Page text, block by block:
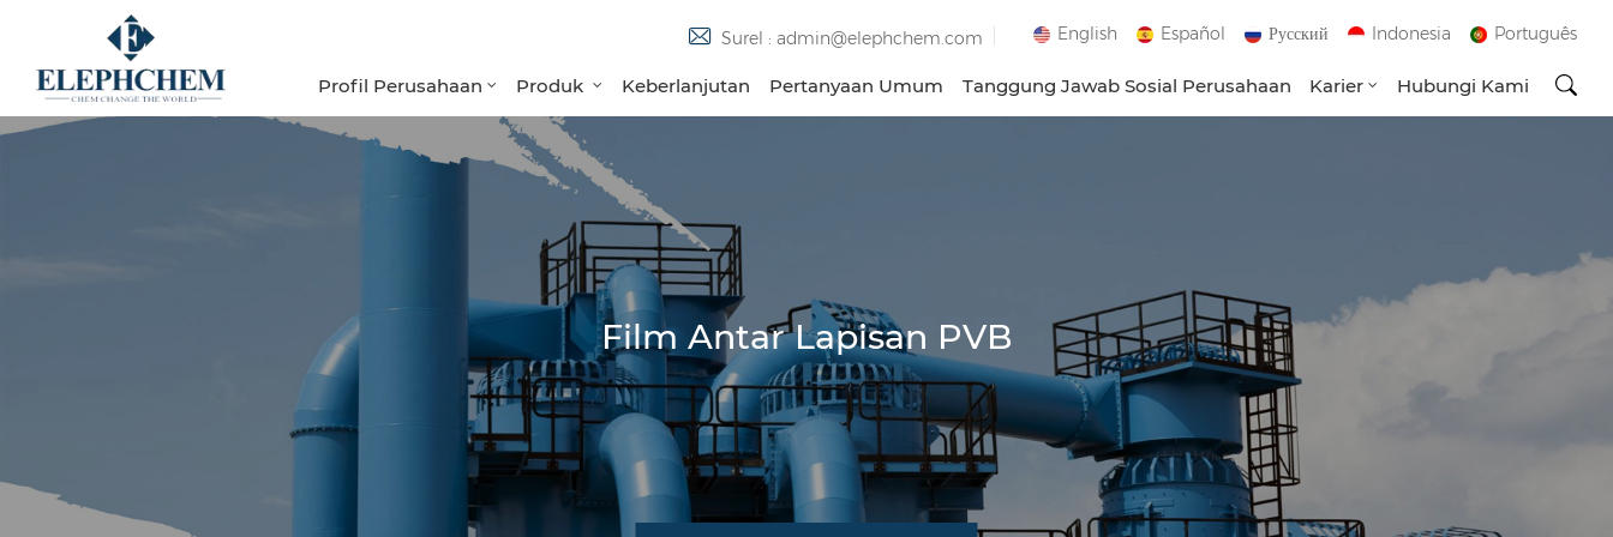
Surel : admin@elephchem.com English Español Русский Indonesia Português
Profil Perusahaan Produk Keberlanjutan Pertanyaan Umum Tanggung Jawab Sosial Perusahaan Karier Hubungi Kami
Film Antar Lapisan PVB